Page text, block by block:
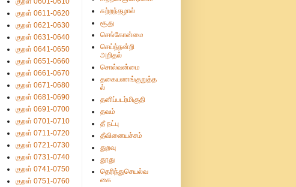
குறள் 0611-0620
குறள் 0621-0630
குறள் 0631-0640
குறள் 0641-0650
குறள் 0651-0660
குறள் 0661-0670
குறள் 0671-0680
குறள் 0681-0690
குறள் 0691-0700
குறள் 0701-0710
குறள் 0711-0720
குறள் 0721-0730
குறள் 0731-0740
குறள் 0741-0750
குறள் 0751-0760
சுற்றந்தழால்
சூது
செங்கோன்மை
செய்ந்நன்றி
அறிதல்
சொல்வன்மை
தகையணங்குறுத்த
ல்
தனிப்படர்மிகுதி
தவம்
தீ நட்பு
தீவினையச்சம்
துறவு
தூது
தெரிந்துசெயல்வ
கை